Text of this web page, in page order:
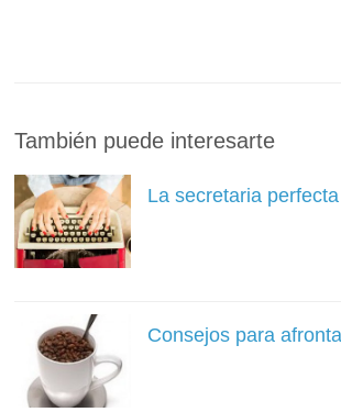
También puede interesarte
La secretaria perfecta
Consejos para